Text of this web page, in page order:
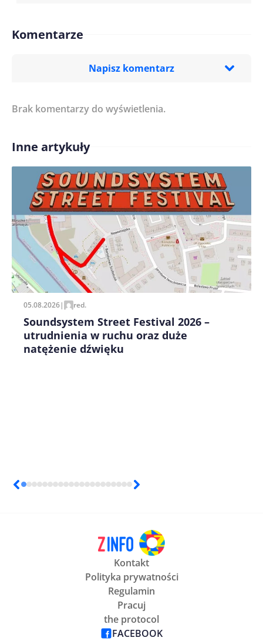
Komentarze
Napisz komentarz
Treść komentarza*
Imię/ Nick*
Zapamiętaj moje dane w tej przeglądarce podczas
pisania kolejnych komentarzy.
Brak komentarzy do wyświetlenia.
Inne artykuły
05.08.2026| red.
Soundsystem Street Festival 2026 –
utrudnienia w ruchu oraz duże
natężenie dźwięku
Kontakt
Polityka prywatności
Regulamin
Pracuj
the protocol
FACEBOOK